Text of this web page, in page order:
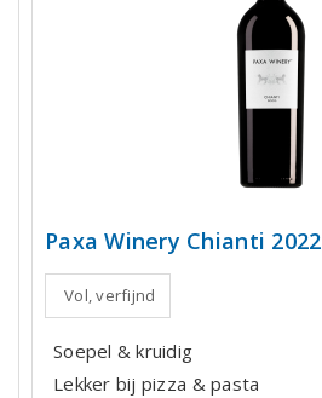
Paxa Winery Chianti 2022
Vol, verfijnd
Soepel & kruidig
Lekker bij pizza & pasta